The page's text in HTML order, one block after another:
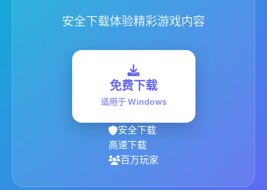
安全下载体验精彩游戏内容
免费下载
适用于 Windows
安全下载
高速下载
百万玩家